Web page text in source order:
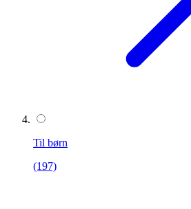
Til børn
(197)